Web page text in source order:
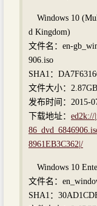
Windows 10
d Kingdom)
文件名：en-
906.iso
SHA1：
文件大小：2.87GB
发布时间：2015-
下载地址： ed2k://
8961EB3C362|/
Windows 10
文件名：
SHA1：